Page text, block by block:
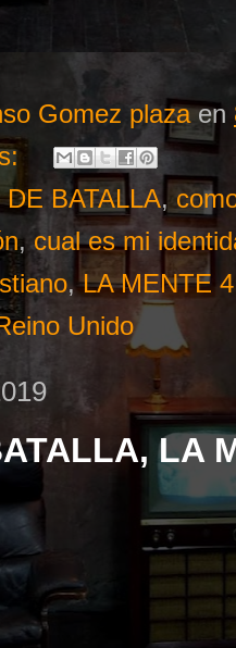
Gomez plaza en
BATALLA,
,cual es mi
,LA MENTE 4
Unido
LA